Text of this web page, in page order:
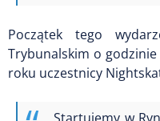
Początek tego
Trybunalskim o
roku uczestnicy